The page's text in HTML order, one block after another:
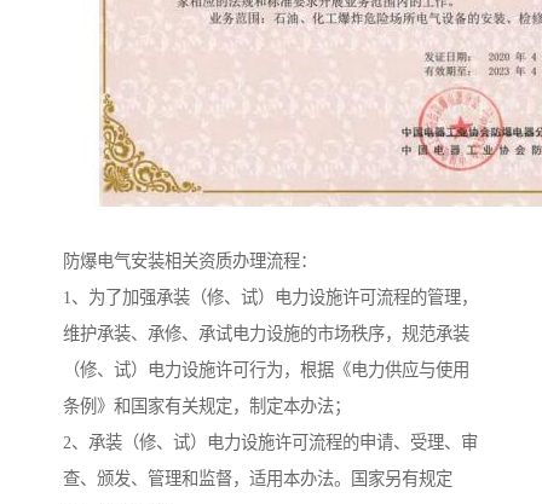
防爆电气安装相关资质办理流程：
1、为了加强承装（修、试）电力设施许可流程的管理，
维护承装、承修、承试电力设施的市场秩序，规范承装
（修、试）电力设施许可行为，根据《电力供应与使用
条例》和国家有关规定，制定本办法；
2、承装（修、试）电力设施许可流程的申请、受理、审
查、颁发、管理和监督，适用本办法。国家另有规定